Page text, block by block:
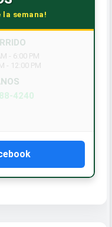
la semana!